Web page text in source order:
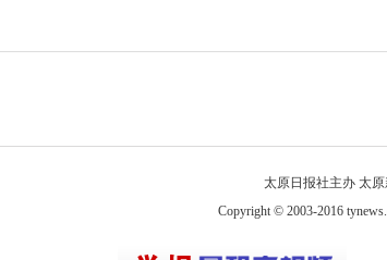
太原日报社主办 太
Copyright © 2003-2016